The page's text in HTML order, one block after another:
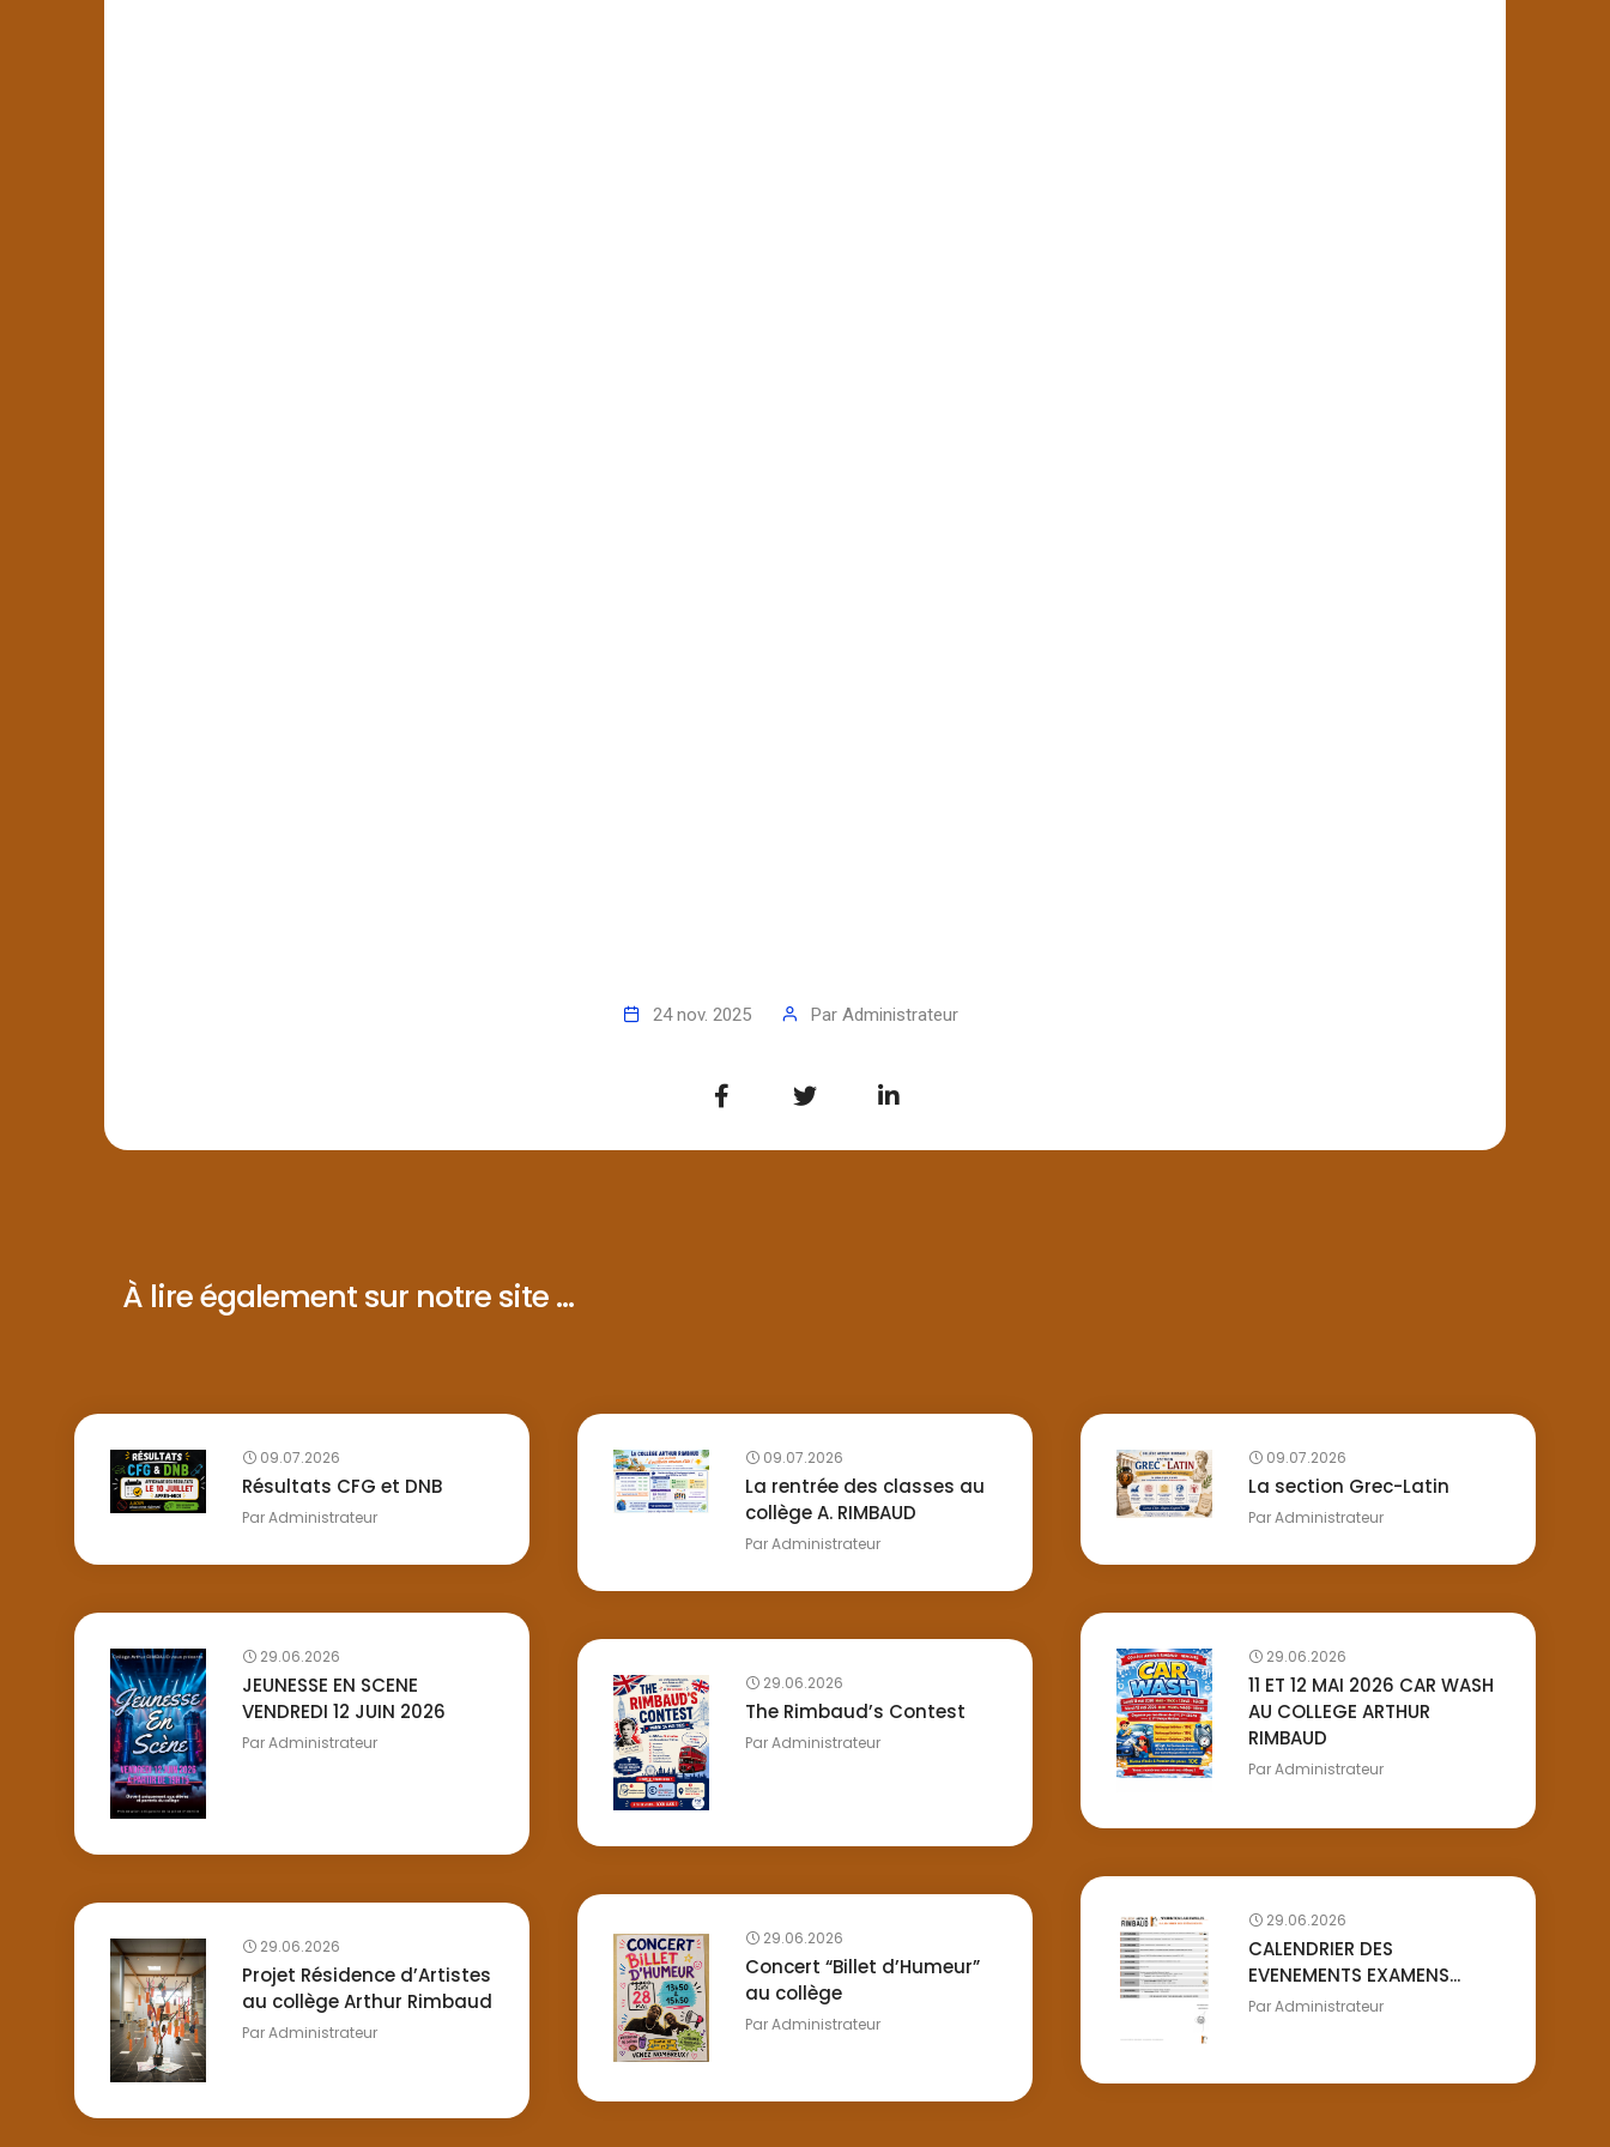
24 nov. 2025 Par Administrateur
À lire également sur notre site ...
09.07.2026
Résultats CFG et DNB
ParAdministrateur
09.07.2026
La rentrée des classes au
collège A. RIMBAUD
ParAdministrateur
09.07.2026
La section Grec-Latin
ParAdministrateur
29.06.2026
JEUNESSE EN SCENE
VENDREDI 12 JUIN 2026
ParAdministrateur
29.06.2026
11 ET 12 MAI 2026 CAR WASH
AU COLLEGE ARTHUR
RIMBAUD
ParAdministrateur
29.06.2026
The Rimbaud’s Contest
ParAdministrateur
29.06.2026
CALENDRIER DES
EVENEMENTS EXAMENS...
ParAdministrateur
29.06.2026
Concert “Billet d’Humeur”
au collège
ParAdministrateur
29.06.2026
Projet Résidence d’Artistes
au collège Arthur Rimbaud
ParAdministrateur